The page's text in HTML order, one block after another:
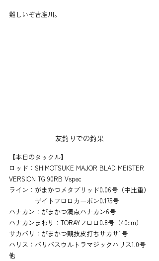
難しいぞ古座川。
友釣りでの釣果
【本日のタックル】
ロッド：SHIMOTSUKE MAJOR BLAD MEISTER
VERSION TG 90RB Vspec
ライン：がまかつメタブリッド0.06号（中比重）
ザイトフロロカーボン0.175号
ハナカン：がまかつ満点ハナカン6号
ハナカンまわり：TORAYフロロ0.8号（40cm）
サカバリ：がまかつ競技皮打ちサカサ1号
ハリス：バリバスウルトラマジックハリス1.0号
他